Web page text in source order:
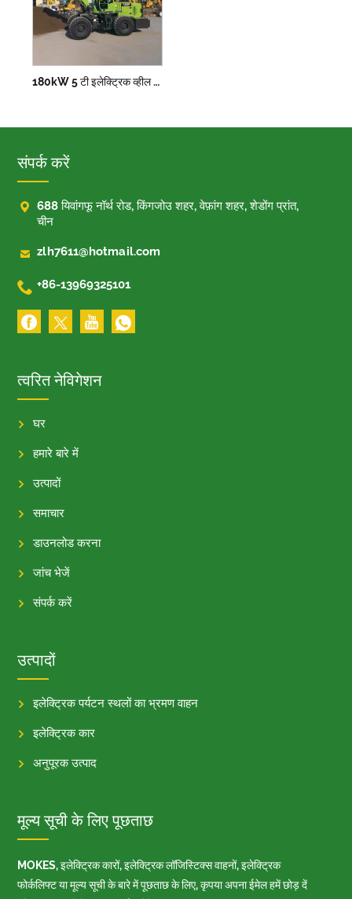
180kW 5 टी इलेक्ट्रिक व्हील लोडर
संपर्क करें
 688 यिवांगफू नॉर्थ रोड, किंगजोउ शहर, वेफ़ांग शहर, शेडोंग प्रांत,
चीन
 zlh7611@hotmail.com
 +86-13969325101
त्वरित नेविगेशन
घर
हमारे बारे में
उत्पादों
समाचार
डाउनलोड करना
जांच भेजें
संपर्क करें
उत्पादों
इलेक्ट्रिक पर्यटन स्थलों का भ्रमण वाहन
इलेक्ट्रिक कार
अनुपूरक उत्पाद
मूल्य सूची के लिए पूछताछ
MOKES, इलेक्ट्रिक कारों, इलेक्ट्रिक लॉजिस्टिक्स वाहनों, इलेक्ट्रिक
फोर्कलिफ्ट या मूल्य सूची के बारे में पूछताछ के लिए, कृपया अपना ईमेल हमें छोड़ दें